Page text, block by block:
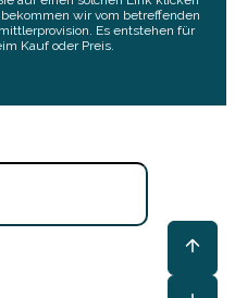
wir vom betreffenden
Es entstehen für
Kauf oder Preis.